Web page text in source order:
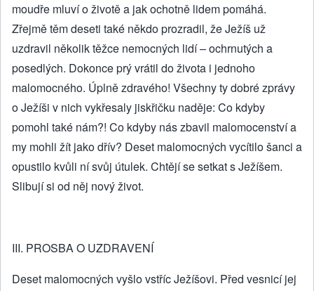
moudře mluví o životě a jak ochotně lidem pomáhá.
Zřejmě těm deseti také někdo prozradil, že Ježíš už
uzdravil několik těžce nemocných lidí – ochrnutých a
posedlých. Dokonce prý vrátil do života i jednoho
malomocného. Úplně zdravého! Všechny ty dobré zprávy
o Ježíši v nich vykřesaly jiskřičku naděje: Co kdyby
pomohl také nám?! Co kdyby nás zbavil malomocenství a
my mohli žít jako dřív? Deset malomocných vycítilo šanci a
opustilo kvůli ní svůj útulek. Chtějí se setkat s Ježíšem.
Slibují si od něj nový život.
III. PROSBA O UZDRAVENÍ
Deset malomocných vyšlo vstříc Ježíšovi. Před vesnicí jej